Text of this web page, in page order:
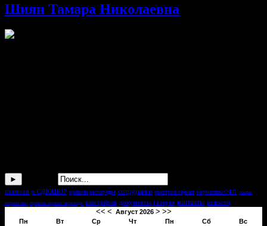
Шиян Тамара Николаевна
главная о СДЮШОР правила распорядка сотрудники критерии оценки нормативы ОФП общие
нормативы привила приема перевода план графики документы галерея контакты новости
<< < Август 2026 > >>
Пн Вт Ср Чт Пн Сб
Вс